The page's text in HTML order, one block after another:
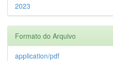
2023
Formato do Arquivo
application/pdf